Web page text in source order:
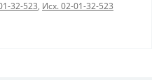
32-523, Исх. 02-01-32-523